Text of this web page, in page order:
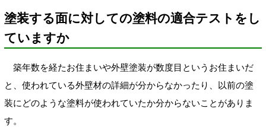
塗装する面に対しての塗料の適合テストをし
ていますか
築年数を経たお住まいや外壁塗装が数度目というお住まいだ
と、使われている外壁材の詳細が分からなかったり、以前の塗
装にどのような塗料が使われていたか分からないことがありま
す。